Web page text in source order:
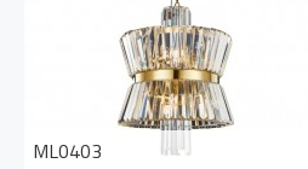
ML0403